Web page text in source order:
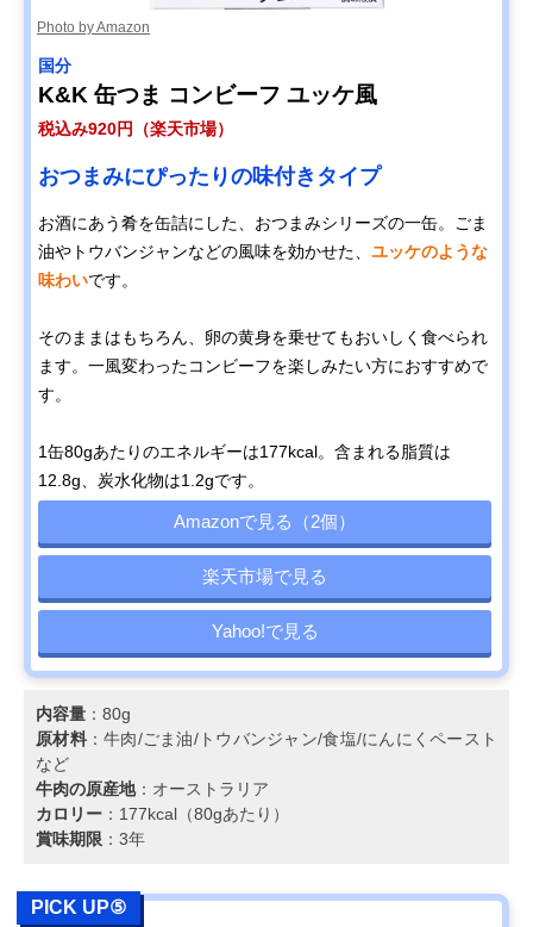
Photo by Amazon
国分
K&K 缶つま コンビーフ ユッケ風
税込み920円（楽天市場）
おつまみにぴったりの味付きタイプ
お酒にあう肴を缶詰にした、おつまみシリーズの一缶。ごま
油やトウバンジャンなどの風味を効かせた、 ユッケのような
味わいです。
そのままはもちろん、卵の黄身を乗せてもおいしく食べられ
ます。一風変わったコンビーフを楽しみたい方におすすめで
す。
1缶80gあたりのエネルギーは177kcal。含まれる脂質は
12.8g、炭水化物は1.2gです。
Amazonで見る（2個）
楽天市場で見る
Yahoo!で見る
内容量 ：80g
原材料：牛肉/ごま油/トウバンジャン/食塩/にんにくペースト
など
牛肉の原産地：オーストラリア
カロリー ：177kcal（80gあたり）
賞味期限 ：3年
PICK UP⑤